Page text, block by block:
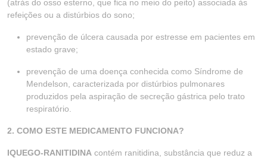
(atrás do osso esterno, que fica no meio do peito) associada às
refeições ou a distúrbios do sono;
prevenção de úlcera causada por estresse em pacientes em
estado grave;
prevenção de uma doença conhecida como Síndrome de
Mendelson, caracterizada por distúrbios pulmonares
produzidos pela aspiração de secreção gástrica pelo trato
respiratório.
2. COMO ESTE MEDICAMENTO FUNCIONA?
IQUEGO-RANITIDINA contém ranitidina, substância que reduz a